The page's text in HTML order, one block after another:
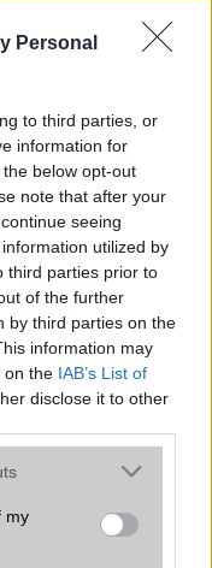
Personal
to third parties, or
information for
below opt-out
note that after your
seeing
utilized by
third parties prior to
of the further
by third parties on the
information may
on the IAB’s List of
disclose it to other
or more Google
You may click to
third-party tags to
my
teljesen
–
funkció, amely
is hiányzik.
tabletje?